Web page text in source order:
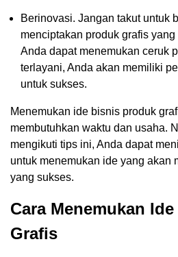
Berinovasi. Jangan takut untuk
menciptakan produk grafis
Anda dapat menemukan ceruk
terlayani, Anda akan memiliki
untuk sukses.
Menemukan ide bisnis produk
membutuhkan waktu dan usaha.
mengikuti tips ini, Anda dapat
untuk menemukan ide yang akan
yang sukses.
Cara Menemukan
Grafis